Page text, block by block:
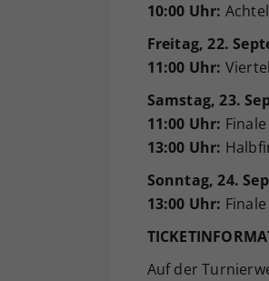
10:00 Uhr:
Freitag, 22.
11:00 Uhr:
Samstag, 23.
11:00 Uhr:
13:00 Uhr:
Sonntag, 24.
13:00 Uhr:
Auf der